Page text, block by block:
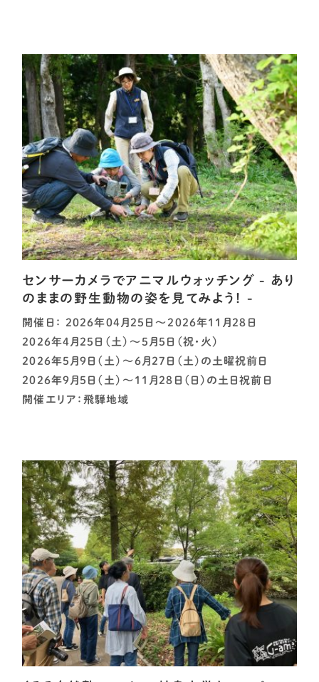
センサーカメラでアニマルウォッチング - あり
のままの野生動物の姿を見てみよう！ -
開催日： 2026年04月25日～2026年11月28日
2026年4月25日（土）～5月5日（祝・火）
2026年5月9日（土）～6月27日（土）の土曜祝前日
2026年9月5日（土）～11月28日（日）の土日祝前日
開催エリア：飛騨地域